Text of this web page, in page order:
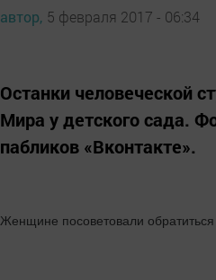
автор, 5 февраля 2017 - 06:34
Останки человеческой
Мира у детского сада.
пабликов «Вконтакте».
Женщине посоветовали